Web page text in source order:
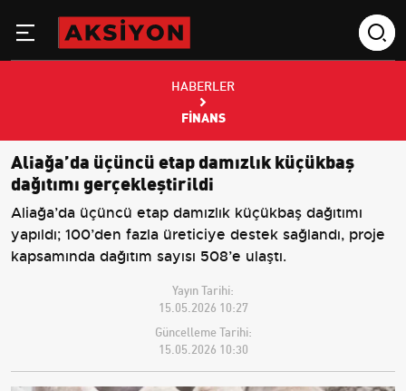
HABERLER
FINANS
Aliağa’da üçüncü etap damızlık küçükbaş
dağıtımı gerçekleştirildi
Aliağa’da üçüncü etap damızlık küçükbaş dağıtımı
yapıldı; 100’den fazla üreticiye destek sağlandı, proje
kapsamında dağıtım sayısı 508’e ulaştı.
Yayın Tarihi:
15.05.2026 10:27
Güncelleme Tarihi:
15.05.2026 10:30